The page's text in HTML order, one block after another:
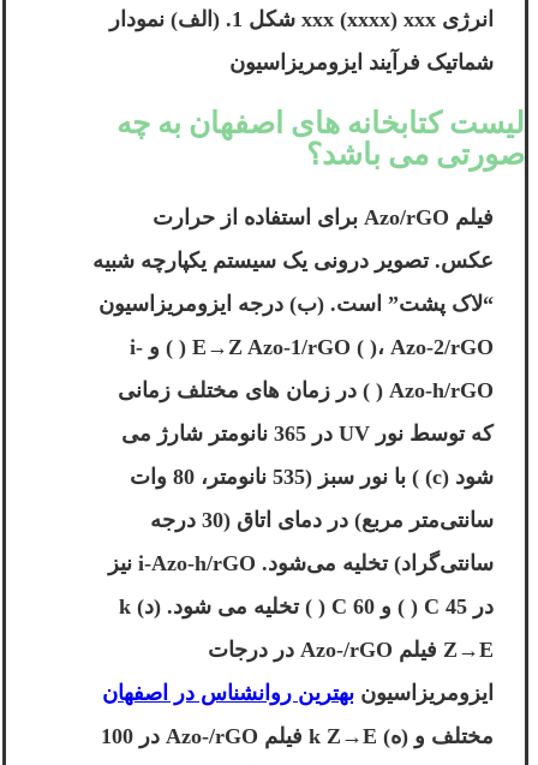
انرژی xxx (xxxx) xxx شکل 1. (الف) نمودار
شماتیک فرآیند ایزومریزاسیون
لیست کتابخانه های اصفهان به چه
صورتی می باشد؟
فیلم Azo/rGO برای استفاده از حرارت
عکس. تصویر درونی یک سیستم یکپارچه شبیه
“لاک پشت” است. (ب) درجه ایزومریزاسیون
E→Z Azo-1/rGO ( )، Azo-2/rGO ( ) و i-
Azo-h/rGO ( ) در زمان های مختلف زمانی
که توسط نور UV در 365 نانومتر شارژ می
شود (c) ) با نور سبز (535 نانومتر، 80 وات
سانتی‌متر مربع) در دمای اتاق (30 درجه
سانتی‌گراد) تخلیه می‌شود. i-Azo-h/rGO نیز
در 45 C ( ) و 60 C ( ) تخلیه می شود. (د) k
Z→E فیلم Azo-/rGO در درجات
ایزومریزاسیون بهترین روانشناس در اصفهان
مختلف و (ه) k Z→E فیلم Azo-/rGO در 100